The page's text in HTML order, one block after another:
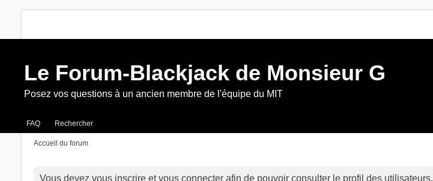
Le Forum-Blackjack de Monsieur G
Posez vos questions à un ancien membre de l'équipe du MIT
FAQ Rechercher
Accueil du forum
Vous devez vous inscrire et vous connecter afin de pouvoir consulter le profil des utilisateurs.